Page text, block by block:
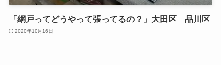
「網戸ってどうやって張ってるの？」大田区 品川区
2020年10月16日